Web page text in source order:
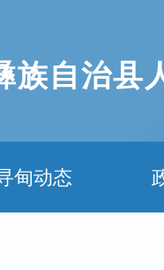
族自治县
甸动态